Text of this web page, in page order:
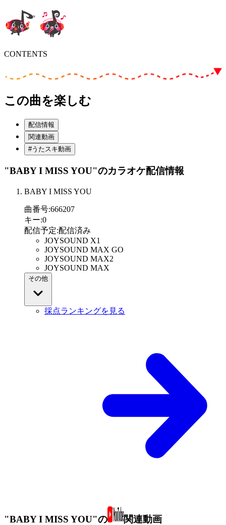
CONTENTS
この曲を楽しむ
配信情報
関連動画
#うたスキ動画
"BABY I MISS YOU"のカラオケ配信情報
BABY I MISS YOU
曲番号:666207
キー:0
配信予定:配信済み
JOYSOUND X1
JOYSOUND MAX GO
JOYSOUND MAX2
JOYSOUND MAX
その他
採点ランキングを見る
"BABY I MISS YOU"の 関連動画